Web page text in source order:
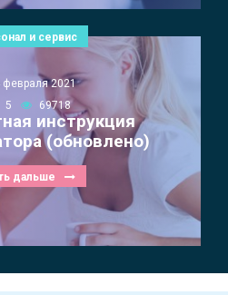
и сервис
февраля 2021
5
69718
инструкция
(обновлено)
дальше